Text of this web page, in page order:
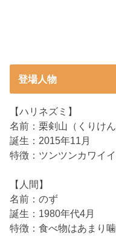
登場人物
【ハリネズミ】
名前：栗剣山（くりけん
誕生：2015年11月
特徴：ツンツンカワイ
【人間】
名前：のず
誕生：1980年代4月
特徴：食べ物はあまり